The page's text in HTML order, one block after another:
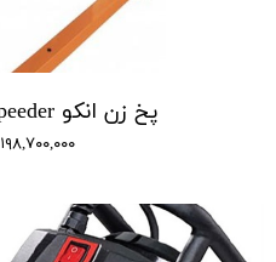
پخ زن انکو NKO UZ29 speeder
۱۹۸,۷۰۰,۰۰۰ تومان